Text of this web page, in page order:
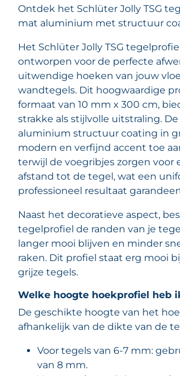
Ontdek het Schlüter Jolly TSG
mat aluminium met structuur
Het Schlüter Jolly TSG
ontworpen voor de perfecte
uitwendige hoeken van jouw
wandtegels. Dit hoogwaardige
formaat van 10 mm x 300 cm,
strakke als stijlvolle uitstraling.
aluminium structuur coating in
modern en verfijnd accent toe
terwijl de voegribjes zorgen voor
afstand tot de tegel, wat een
professioneel resultaat
Naast het decoratieve aspect,
tegelprofiel de randen van je
langer mooi blijven en minder
raken. Dit profiel staat erg mooi
grijze tegels.
Welke hoogte hoekprofiel heb
De geschikte hoogte van het
afhankelijk van de dikte van de
Voor tegels van 6-7 mm:
van 8 mm.